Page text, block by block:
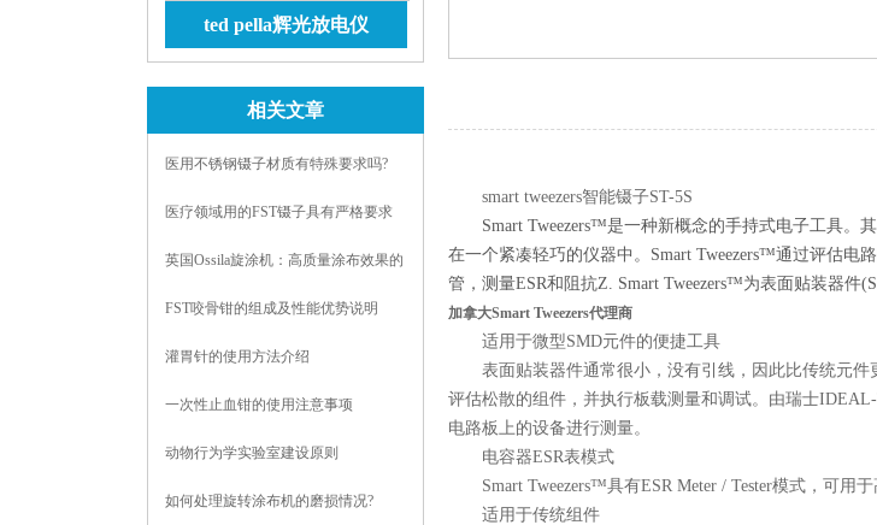
ted pella辉光放电仪
相关文章
医用不锈钢镊子材质有特殊要求吗?
医疗领域用的FST镊子具有严格要求
英国Ossila旋涂机：高质量涂布效果的
FST咬骨钳的组成及性能优势说明
灌胃针的使用方法介绍
一次性止血钳的使用注意事项
动物行为学实验室建设原则
如何处理旋转涂布机的磨损情况?
smart tweezers智能镊子ST-5S
Smart Tweezers™是一种新概念的手持式电子工具。
在一个紧凑轻巧的仪器中。Smart Tweezers™通过评估电
管，测量ESR和阻抗Z. Smart Tweezers™为表面贴装器件
加拿大Smart Tweezers代理商
适用于微型SMD元件的便捷工具
表面贴装器件通常很小，没有引线，因此比传统元件
评估松散的组件，并执行板载测量和调试。由瑞士
电路板上的设备进行测量。
电容器ESR表模式
Smart Tweezers™具有ESR Meter / Tester模式，可用于
适用于传统组件